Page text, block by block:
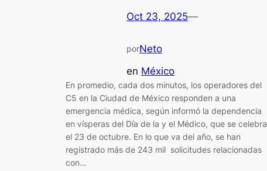
Oct 23, 2025—
porNeto
en México
En promedio, cada dos minutos, los operadores del
C5 en la Ciudad de México responden a una
emergencia médica, según informó la dependencia
en vísperas del Día de la y el Médico, que se celebra
el 23 de octubre. En lo que va del año, se han
registrado más de 243 mil solicitudes relacionadas
con…